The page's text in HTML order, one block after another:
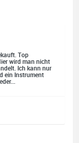
Top
wird man nicht
Ich kann nur
ein Instrument